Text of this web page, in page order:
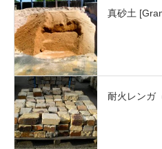
真砂土
耐火レンガ